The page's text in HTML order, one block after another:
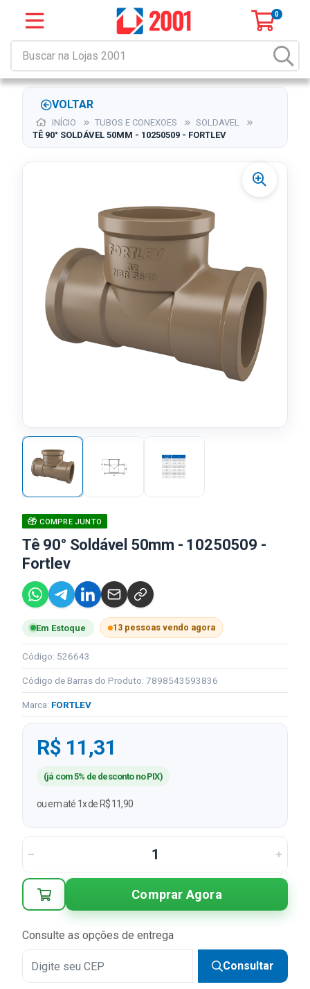
0
VOLTAR
INÍCIO TUBOS E CONEXOES
SOLDAVEL
TÊ 90° SOLDÁVEL 50MM - 10250509 - FORTLEV
COMPRE JUNTO
Tê 90° Soldável 50mm - 10250509 -
Fortlev
Em Estoque 13 pessoas vendo agora
Código: 526643
Código de Barras do Produto: 7898543593836
Marca: FORTLEV
R$ 11,31
(já com 5% de desconto no PIX)
ou em até 1x de R$ 11,90
Comprar Agora
Consulte as opções de entrega
Consultar